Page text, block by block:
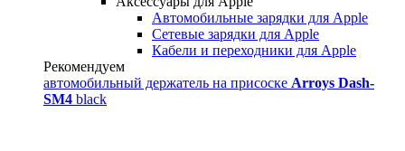
Автомобильные зарядки для Apple
Сетевые зарядки для Apple
Кабели и переходники для Apple
Рекомендуем
автомобильный держатель на присоске Arroys Dash-
SM4 black